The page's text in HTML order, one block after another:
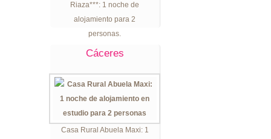
Riaza***: 1 noche de
alojamiento para 2
personas.
Cáceres
Casa Rural Abuela Maxi: 1